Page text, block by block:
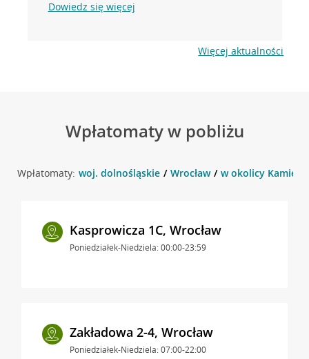
Dowiedz się więcej
Więcej aktualności
Wpłatomaty w pobliżu
Wpłatomaty: woj. dolnośląskie Wrocław w okolicy
Kasprowicza 1C, Wrocław
Poniedziałek-Niedziela: 00:00-23:59
Zakładowa 2-4, Wrocław
Poniedziałek-Niedziela: 07:00-22:00